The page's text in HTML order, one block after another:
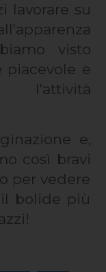
lavorare su
visto
piacevole e
l'attività
e,
così bravi
per vedere
bolide più